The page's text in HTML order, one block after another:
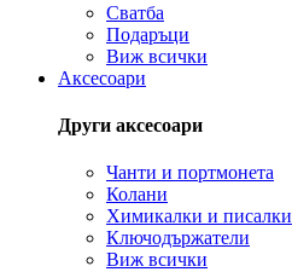
Сватба
Подаръци
Виж всички
Аксесоари
Други аксесоари
Чанти и портмонета
Колани
Химикалки и писалки
Ключодържатели
Виж всички